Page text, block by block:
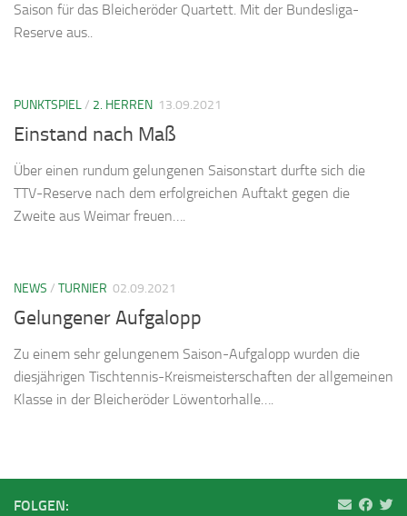
Saison für das Bleicheröder Quartett. Mit der Bundesliga-
Reserve aus..
PUNKTSPIEL/ 2. HERREN 13.09.2021
Einstand nach Maß
Über einen rundum gelungenen Saisonstart durfte sich die
TTV-Reserve nach dem erfolgreichen Auftakt gegen die
Zweite aus Weimar freuen….
NEWS / TURNIER 02.09.2021
Gelungener Aufgalopp
Zu einem sehr gelungenem Saison-Aufgalopp wurden die
diesjährigen Tischtennis-Kreismeisterschaften der allgemeinen
Klasse in der Bleicheröder Löwentorhalle….
FOLGEN: